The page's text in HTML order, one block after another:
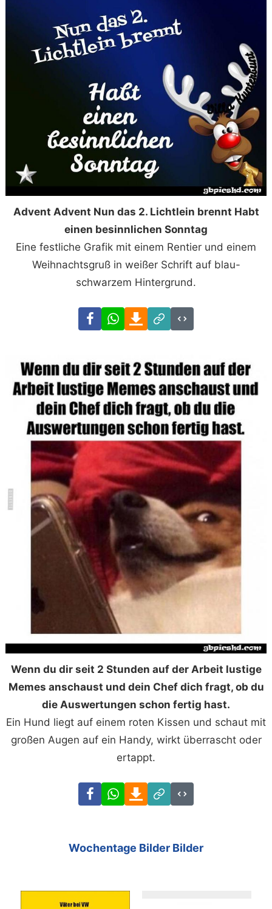
Advent Advent Nun das 2. Lichtlein brennt Habt
einen besinnlichen Sonntag
Eine festliche Grafik mit einem Rentier und einem
Weihnachtsgruß in weißer Schrift auf blau-
schwarzem Hintergrund.
FacebookWhatsAppDownload
Link
Code
Wenn du dir seit 2 Stunden auf der Arbeit lustige
Memes anschaust und dein Chef dich fragt, ob du
die Auswertungen schon fertig hast.
Ein Hund liegt auf einem roten Kissen und schaut mit
großen Augen auf ein Handy, wirkt überrascht oder
ertappt.
FacebookWhatsAppDownload
Link
Code
Wochentage Bilder Bilder